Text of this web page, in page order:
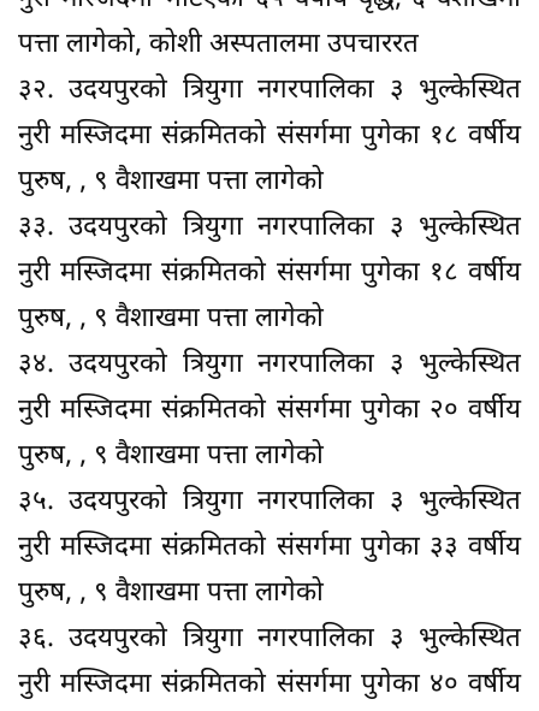
पत्ता लागेको, कोशी अस्पतालमा उपचाररत
३२. उदयपुरको त्रियुगा नगरपालिका ३ भुल्केस्थित
नुरी मस्जिदमा संक्रमितको संसर्गमा पुगेका १८ वर्षीय
पुरुष, , ९ वैशाखमा पत्ता लागेको
३३. उदयपुरको त्रियुगा नगरपालिका ३ भुल्केस्थित
नुरी मस्जिदमा संक्रमितको संसर्गमा पुगेका १८ वर्षीय
पुरुष, , ९ वैशाखमा पत्ता लागेको
३४. उदयपुरको त्रियुगा नगरपालिका ३ भुल्केस्थित
नुरी मस्जिदमा संक्रमितको संसर्गमा पुगेका २० वर्षीय
पुरुष, , ९ वैशाखमा पत्ता लागेको
३५. उदयपुरको त्रियुगा नगरपालिका ३ भुल्केस्थित
नुरी मस्जिदमा संक्रमितको संसर्गमा पुगेका ३३ वर्षीय
पुरुष, , ९ वैशाखमा पत्ता लागेको
३६. उदयपुरको त्रियुगा नगरपालिका ३ भुल्केस्थित
नुरी मस्जिदमा संक्रमितको संसर्गमा पुगेका ४० वर्षीय